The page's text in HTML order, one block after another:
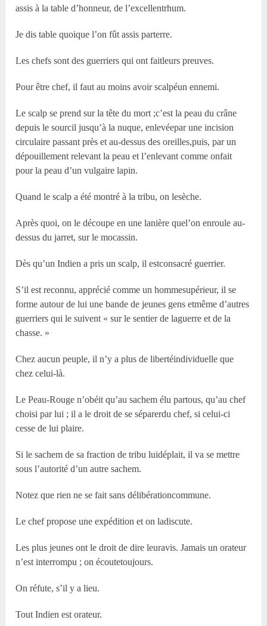
assis à la table d’honneur, de l’excellentrhum.
Je dis table quoique l’on fût assis parterre.
Les chefs sont des guerriers qui ont faitleurs preuves.
Pour être chef, il faut au moins avoir scalpéun ennemi.
Le scalp se prend sur la tête du mort ;c’est la peau du crâne
depuis le sourcil jusqu’à la nuque, enlevéepar une incision
circulaire passant près et au-dessus des oreilles,puis, par un
dépouillement relevant la peau et l’enlevant comme onfait
pour la peau d’un vulgaire lapin.
Quand le scalp a été montré à la tribu, on lesèche.
Après quoi, on le découpe en une lanière quel’on enroule au-
dessus du jarret, sur le mocassin.
Dès qu’un Indien a pris un scalp, il estconsacré guerrier.
S’il est reconnu, apprécié comme un hommesupérieur, il se
forme autour de lui une bande de jeunes gens etmême d’autres
guerriers qui le suivent « sur le sentier de laguerre et de la
chasse. »
Chez aucun peuple, il n’y a plus de libertéindividuelle que
chez celui-là.
Le Peau-Rouge n’obéit qu’au sachem élu partous, qu’au chef
choisi par lui ; il a le droit de se séparerdu chef, si celui-ci
cesse de lui plaire.
Si le sachem de sa fraction de tribu luidéplait, il va se mettre
sous l’autorité d’un autre sachem.
Notez que rien ne se fait sans délibérationcommune.
Le chef propose une expédition et on ladiscute.
Les plus jeunes ont le droit de dire leuravis. Jamais un orateur
n’est interrompu ; on écoutetoujours.
On réfute, s’il y a lieu.
Tout Indien est orateur.